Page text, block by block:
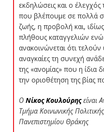
εκδηλώσεις και ο έλεγχός
που βλέπουμε σε πολλά
ζωής, η προβολή και,
πλήθους καταγγελιών
ανακοινώνεται ότι
αναγκαίες τη συνεχή
της «ανομίας» που η ίδια
την οριοθέτηση της βίας
Ο Νίκος Κουλούρηςείναι
Τμήμα Κοινωνικής
Πανεπιστημίου Θράκης